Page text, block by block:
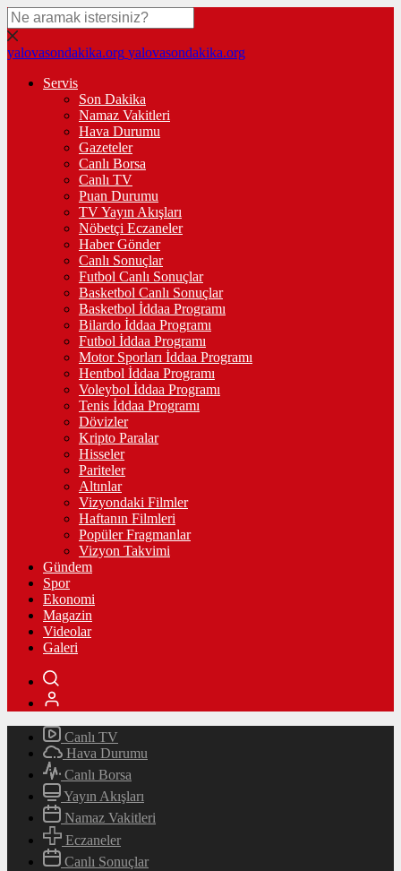
yalovasondakika.org yalovasondakika.org
Servis
Son Dakika
Namaz Vakitleri
Hava Durumu
Gazeteler
Canlı Borsa
Canlı TV
Puan Durumu
TV Yayın Akışları
Nöbetçi Eczaneler
Haber Gönder
Canlı Sonuçlar
Futbol Canlı Sonuçlar
Basketbol Canlı Sonuçlar
Basketbol İddaa Programı
Bilardo İddaa Programı
Futbol İddaa Programı
Motor Sporları İddaa Programı
Hentbol İddaa Programı
Voleybol İddaa Programı
Tenis İddaa Programı
Dövizler
Kripto Paralar
Hisseler
Pariteler
Altınlar
Vizyondaki Filmler
Haftanın Filmleri
Popüler Fragmanlar
Vizyon Takvimi
Gündem
Spor
Ekonomi
Magazin
Videolar
Galeri
Canlı TV
Hava Durumu
Canlı Borsa
Yayın Akışları
Namaz Vakitleri
Eczaneler
Canlı Sonuçlar